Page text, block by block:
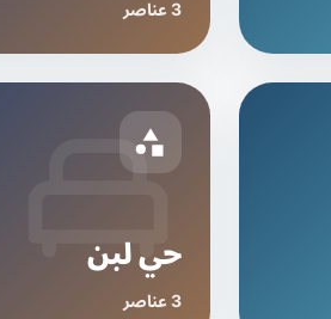
3 عناصر
حي لبن
3 عناصر